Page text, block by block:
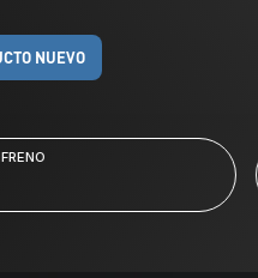
NUEVO